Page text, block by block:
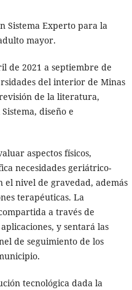
Sistema Experto para la
mayor.
de 2021 a septiembre de
del interior de Minas
de la literatura,
diseño e
aspectos físicos,
necesidades geriátrico-
el nivel de gravedad, además
terapéuticas. La
a través de
y sentará las
de seguimiento de los
tecnológica dada la